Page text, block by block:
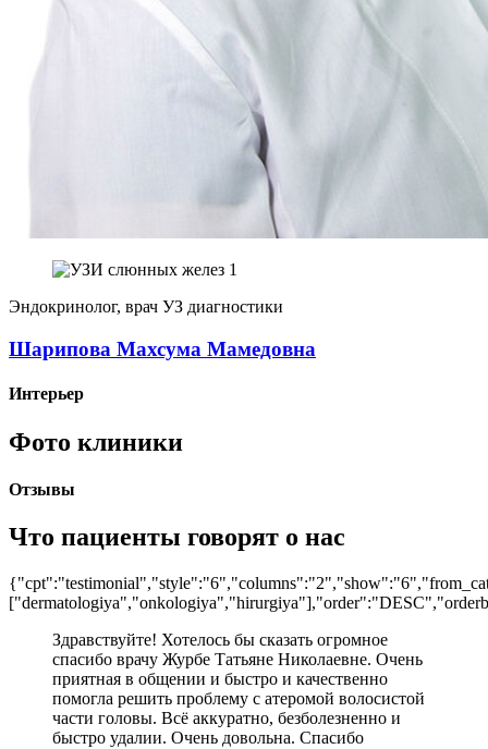
Эндокринолог, врач УЗ диагностики
Шарипова Махсума Мамедовна
Интерьер
Фото клиники
Отзывы
Что пациенты говорят о нас
Здравствуйте! Хотелось бы сказать огромное
спасибо врачу Журбе Татьяне Николаевне. Очень
приятная в общении и быстро и качественно
помогла решить проблему с атеромой волосистой
части головы. Всё аккуратно, безболезненно и
быстро удалии. Очень довольна. Спасибо